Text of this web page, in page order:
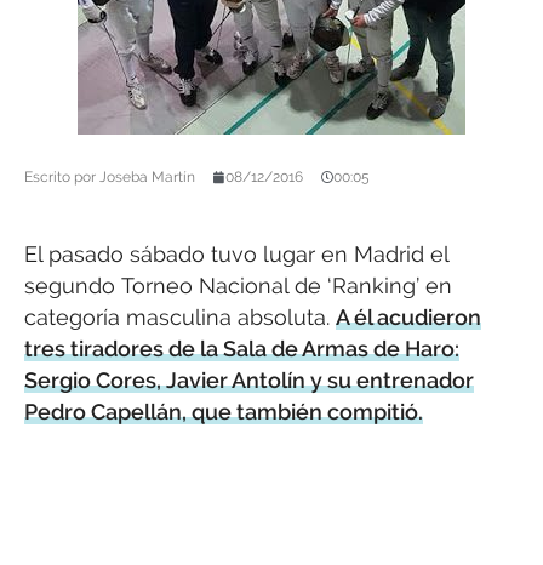
Escrito por Joseba Martín 08/12/2016 00:05
El pasado sábado tuvo lugar en Madrid el
segundo Torneo Nacional de ‘Ranking’ en
categoría masculina absoluta. A él acudieron
tres tiradores de la Sala de Armas de Haro:
Sergio Cores, Javier Antolín y su entrenador
Pedro Capellán, que también compitió.